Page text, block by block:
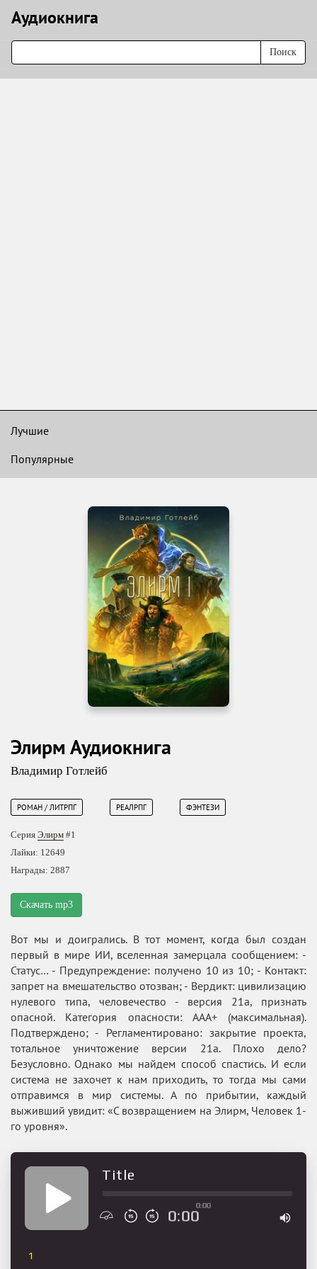
Аудиокнигa
Поиск
Лучшие
Популярные
Элирм Аудиокнига
Владимир Готлейб
РОМАН / ЛИТРПГ РЕАЛРПГ ФЭНТЕЗИ
Серия Элирм #1
Лайки: 12649
Награды: 2887
Скачать mp3
Вот мы и доигрались. В тот момент, когда был создан
первый в мире ИИ, вселенная замерцала сообщением: -
Статус… - Предупреждение: получено 10 из 10; - Контакт:
запрет на вмешательство отозван; - Вердикт: цивилизацию
нулевого типа, человечество - версия 21а, признать
опасной. Категория опасности: ААА+ (максимальная).
Подтверждено; - Регламентировано: закрытие проекта,
тотальное уничтожение версии 21а. Плохо дело?
Безусловно. Однако мы найдем способ спастись. И если
система не захочет к нам приходить, то тогда мы сами
отправимся в мир системы. А по прибытии, каждый
выживший увидит: «С возвращением на Элирм, Человек 1-
го уровня».
Title
0:00
0:00
1